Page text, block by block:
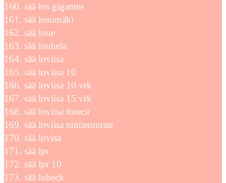
sää los gigantes
sää losomäki
sää loue
sää louhela
sää loviisa
sää loviisa 10
sää loviisa 10 vrk
sää loviisa 15 vrk
sää loviisa foreca
sää loviisa tuntiennuste
sää lovisa
sää lpr
sää lpr 10
sää lubeck